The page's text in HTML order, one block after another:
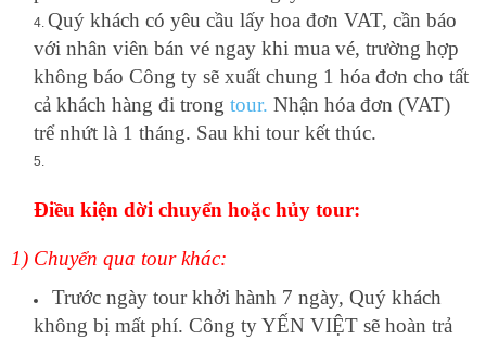
Quý khách có yêu cầu lấy hoa đơn VAT, cần báo
với nhân viên bán vé ngay khi mua vé, trường hợp
không báo Công ty sẽ xuất chung 1 hóa đơn cho tất
cả khách hàng đi trong tour. Nhận hóa đơn (VAT)
trể nhứt là 1 tháng. Sau khi tour kết thúc.
Điều kiện dời chuyển hoặc hủy tour:
1) Chuyển qua tour khác:
Trước ngày tour khởi hành 7 ngày, Quý khách
không bị mất phí. Công ty YẾN VIỆT sẽ hoàn trả